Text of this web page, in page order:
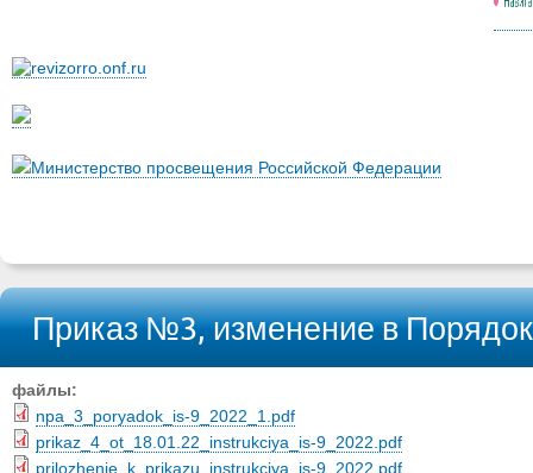
Министерство просвещения Российской Федерации
Приказ №3, изменение в
файлы:
npa_3_poryadok_is-9_2022_1.pdf
prikaz_4_ot_18.01.22_instrukciya_is-9_2022.pdf
prilozhenie_k_prikazu_instrukciya_is-9_2022.pdf